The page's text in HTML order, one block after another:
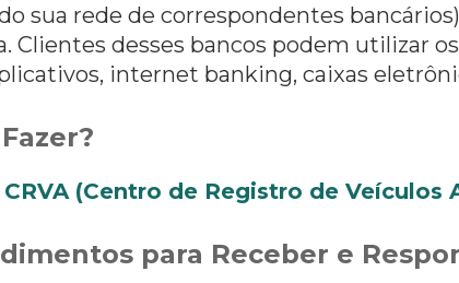
sua rede de correspondentes
Clientes desses bancos podem utilizar
internet banking, caixas
CRVA (Centro de Registro de Veículos
para Receber e